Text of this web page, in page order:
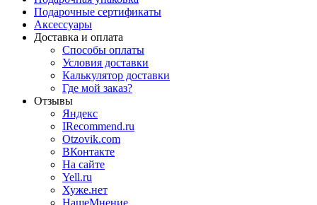
Подарочные сертификаты
Аксессуары
Доставка и оплата
Способы оплаты
Условия доставки
Калькулятор доставки
Где мой заказ?
Отзывы
Яндекс
IRecommend.ru
Otzovik.com
ВКонтакте
На сайте
Yell.ru
Хуже.нет
НашеМнение